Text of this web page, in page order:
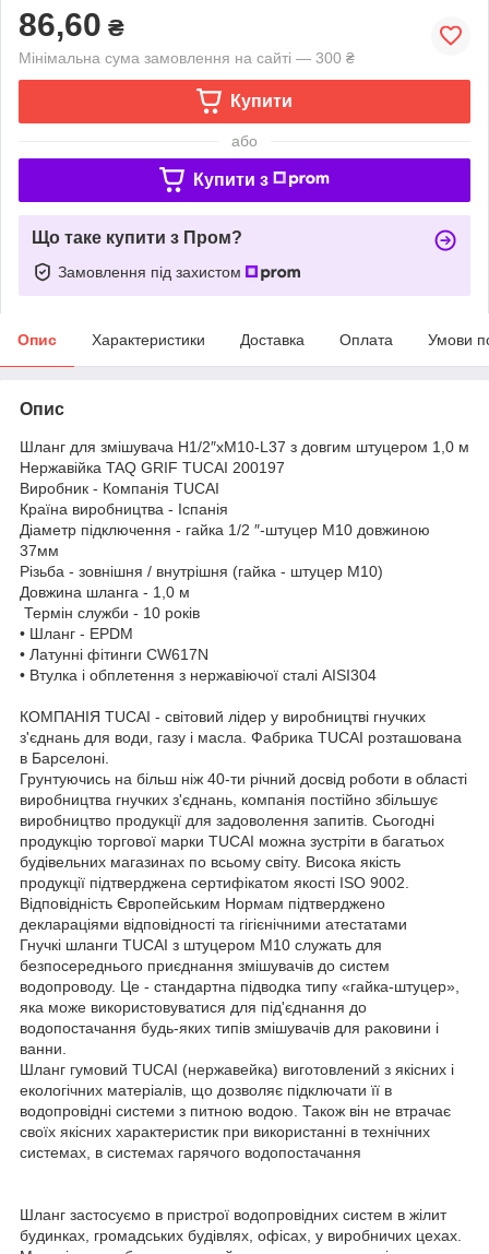
86,60 ₴
Мінімальна сума замовлення на сайті — 300 ₴
Купити
або
Купити з
Що таке купити з Пром?
Замовлення під захистом
Опис Характеристики Доставка Оплата Умови
Опис
Шланг для змішувача H1/2″хM10-L37 з довгим штуцером 1,0 м
Нержавійка TAQ GRIF TUCAI 200197
Виробник - Компанія TUCAI
Країна виробництва - Іспанія
Діаметр підключення - гайка 1/2 ″-штуцер M10 довжиною
37мм
Різьба - зовнішня / внутрішня (гайка - штуцер M10)
Довжина шланга - 1,0 м
Термін служби - 10 років
• Шланг - EPDM
• Латунні фітинги CW617N
• Втулка і обплетення з нержавіючої сталі AISI304
КОМПАНІЯ TUCAI - світовий лідер у виробництві гнучких
з'єднань для води, газу і масла. Фабрика TUCAI розташована
в Барселоні.
Грунтуючись на більш ніж 40-ти річний досвід роботи в області
виробництва гнучких з'єднань, компанія постійно збільшує
виробництво продукції для задоволення запитів. Сьогодні
продукцію торгової марки TUCAI можна зустріти в багатьох
будівельних магазинах по всьому світу. Висока якість
продукції підтверджена сертифікатом якості ISO 9002.
Відповідність Європейським Нормам підтверджено
деклараціями відповідності та гігієнічними атестатами
Гнучкі шланги TUCAI з штуцером М10 служать для
безпосереднього приєднання змішувачів до систем
водопроводу. Це - стандартна підводка типу «гайка-штуцер»,
яка може використовуватися для під'єднання до
водопостачання будь-яких типів змішувачів для раковини і
ванни.
Шланг гумовий TUCAI (нержавейка) виготовлений з якісних і
екологічних матеріалів, що дозволяє підключати її в
водопровідні системи з питною водою. Також він не втрачає
своїх якісних характеристик при використанні в технічних
системах, в системах гарячого водопостачання
Шланг застосуємо в пристрої водопровідних систем в жілит
будинках, громадських будівлях, офісах, у виробничих цехах.